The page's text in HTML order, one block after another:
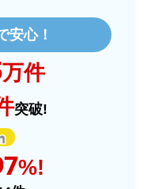
安心！
万件
突破!
%!